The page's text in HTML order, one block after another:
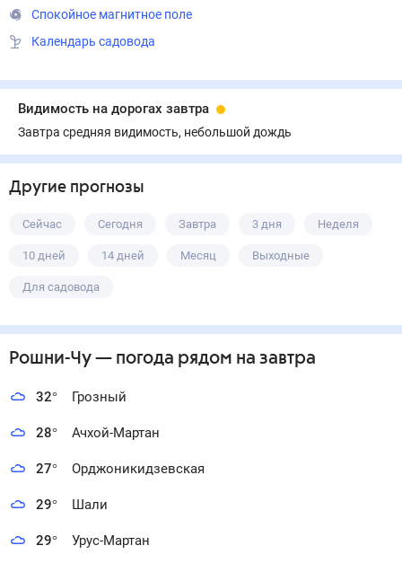
Спокойное магнитное поле
Календарь садовода
Видимость на дорогах завтра
Завтра средняя видимость, небольшой дождь
Другие прогнозы
Сейчас Сегодня Завтра 3 дня Неделя
10 дней 14 дней Месяц Выходные
Для садовода
Рошни-Чу— погода рядом на завтра
32° Грозный
28° Ачхой-Мартан
27° Орджоникидзевская
29° Шали
29° Урус-Мартан